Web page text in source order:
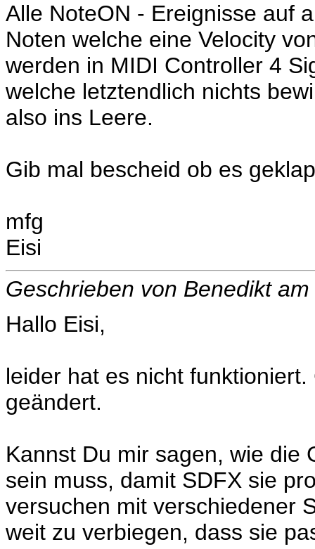
Alle NoteON - Ereignisse auf
Noten welche eine Velocity
werden in MIDI Controller 4
welche letztendlich nichts
also ins Leere.
Gib mal bescheid ob es
mfg
Eisi
Geschrieben von Benedikt
Hallo Eisi,
leider hat es nicht
geändert.
Kannst Du mir sagen, wie die
sein muss, damit SDFX sie
versuchen mit verschiedener
weit zu verbiegen, dass sie